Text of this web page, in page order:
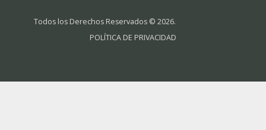
Todos los Derechos Reservados © 2026.
POLÍTICA DE PRIVACIDAD